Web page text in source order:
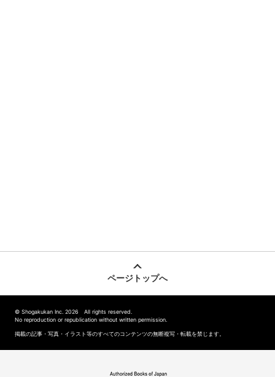
ページトップへ
© Shogakukan Inc. 2026 All rights reserved.
No reproduction or republication without written permission.
掲載の記事・写真・イラスト等のすべてのコンテンツの無断複写・転載を禁じます。